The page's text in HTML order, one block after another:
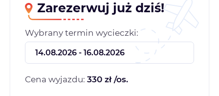
Zarezerwuj już dziś!
Wybrany termin wycieczki:
Cena wyjazdu: 330 zł /os.